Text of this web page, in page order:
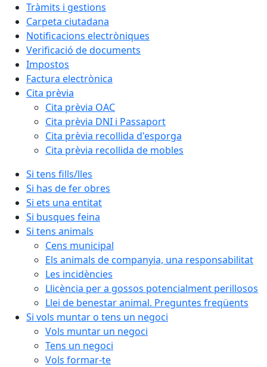
Tràmits i gestions
Carpeta ciutadana
Notificacions electròniques
Verificació de documents
Impostos
Factura electrònica
Cita prèvia
Cita prèvia OAC
Cita prèvia DNI i Passaport
Cita prèvia recollida d'esporga
Cita prèvia recollida de mobles
Si tens fills/lles
Si has de fer obres
Si ets una entitat
Si busques feina
Si tens animals
Cens municipal
Els animals de companyia, una responsabilitat
Les incidències
Llicència per a gossos potencialment perillosos
Llei de benestar animal. Preguntes freqüents
Si vols muntar o tens un negoci
Vols muntar un negoci
Tens un negoci
Vols formar-te